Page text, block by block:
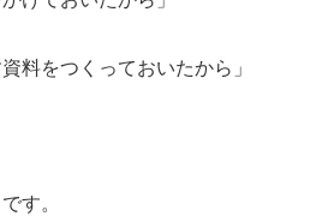
料をつくっておいたから」
す。